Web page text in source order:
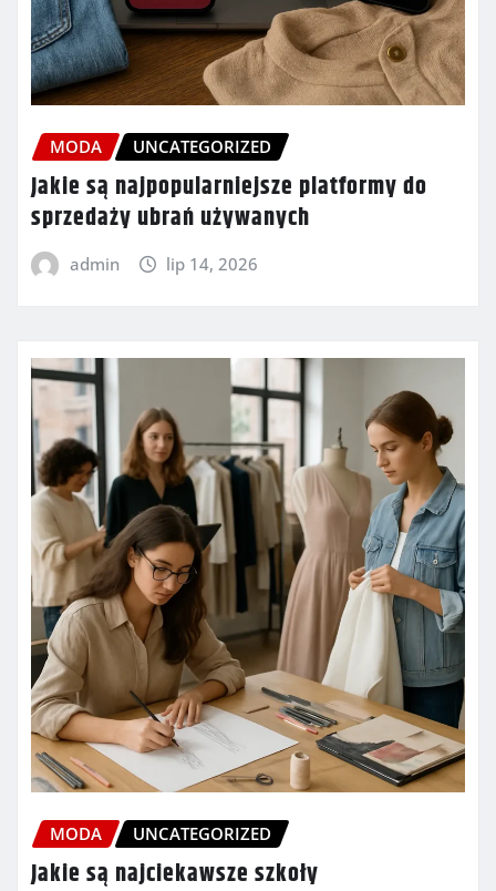
MODA UNCATEGORIZED
Jakie są najpopularniejsze platformy do
sprzedaży ubrań używanych
admin lip 14, 2026
MODA UNCATEGORIZED
Jakie są najciekawsze szkoły